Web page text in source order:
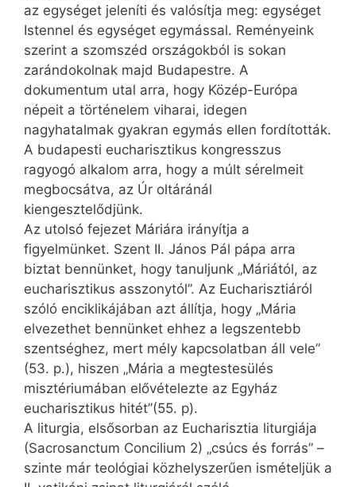
az egységet jeleníti és valósítja meg: egységet
Istennel és egységet egymással. Reményeink
szerint a szomszéd országokból is sokan
zarándokolnak majd Budapestre. A
dokumentum utal arra, hogy Közép-Európa
népeit a történelem viharai, idegen
nagyhatalmak gyakran egymás ellen fordították.
A budapesti eucharisztikus kongresszus
ragyogó alkalom arra, hogy a múlt sérelmeit
megbocsátva, az Úr oltáránál
kiengesztelődjünk.
Az utolsó fejezet Máriára irányítja a
figyelmünket. Szent II. János Pál pápa arra
biztat bennünket, hogy tanuljunk „Máriától, az
eu­charisztikus asszonytól”. Az Eucharisztiáról
szóló enciklikájában azt állítja, hogy „Mária
elvezethet bennünket ehhez a legszentebb
szentséghez, mert mély kapcsolatban áll vele”
(53. p.), hiszen „Mária a megtestesülés
misztériumában elővételezte az Egyház
eucharisztikus hitét”(55. p).
A liturgia, elsősorban az Eucharisztia liturgiája
(Sacrosanctum Concilium 2) „csúcs és forrás” –
szinte már teológiai közhelyszerűen ismételjük a